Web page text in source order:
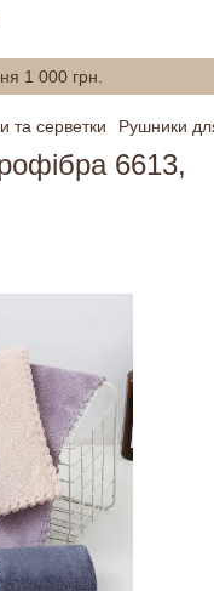
1 000 грн.
та серветки Рушники
6613,